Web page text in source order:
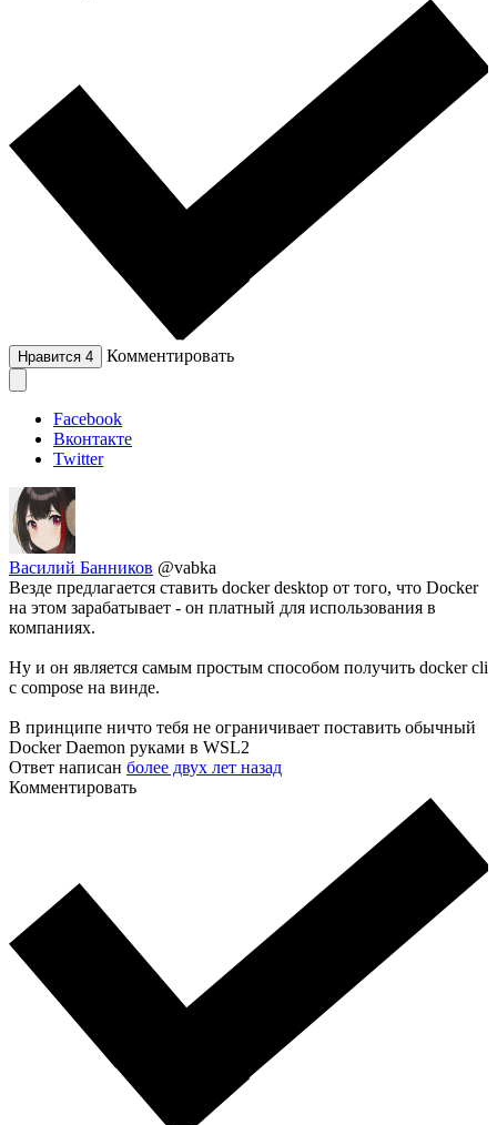
Нравится 4 Комментировать
Facebook
Вконтакте
Twitter
Василий Банников @vabka
Везде предлагается ставить docker desktop от того, что Docker
на этом зарабатывает - он платный для использования в
компаниях.
Ну и он является самым простым способом получить docker cli
с compose на винде.
В принципе ничто тебя не ограничивает поставить обычный
Docker Daemon руками в WSL2
Ответ написан более двух лет назад
Комментировать